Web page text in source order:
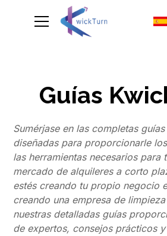
Guías
Sumérjase en las completas
diseñadas para proporcionarle
las herramientas necesarios para
mercado de alquileres a corto
estés creando tu propio negocio
creando una empresa de
nuestras detalladas guías
de expertos, consejos prácticos